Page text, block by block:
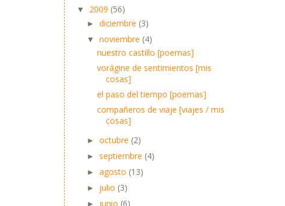
▼ 2009 (56)
► diciembre (3)
▼ noviembre (4)
nuestro castillo [poemas]
vorágine de sentimientos [mis
cosas]
el paso del tiempo [poemas]
compañeros de viaje [viajes / mis
cosas]
► octubre (2)
► septiembre (4)
► agosto (13)
► julio (3)
► junio (6)